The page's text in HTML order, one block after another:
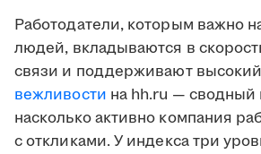
Работодатели, которым важно
людей, вкладываются в
связи и поддерживают высокий
вежливости на hh.ru — сводный
насколько активно компания
с откликами. У индекса три